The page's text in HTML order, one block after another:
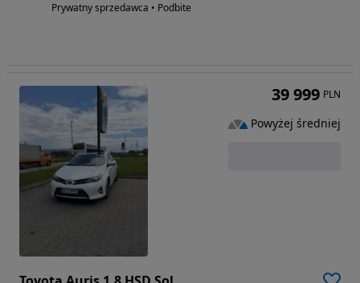
Prywatny sprzedawca • Podbite
39 999 PLN
Powyżej średniej